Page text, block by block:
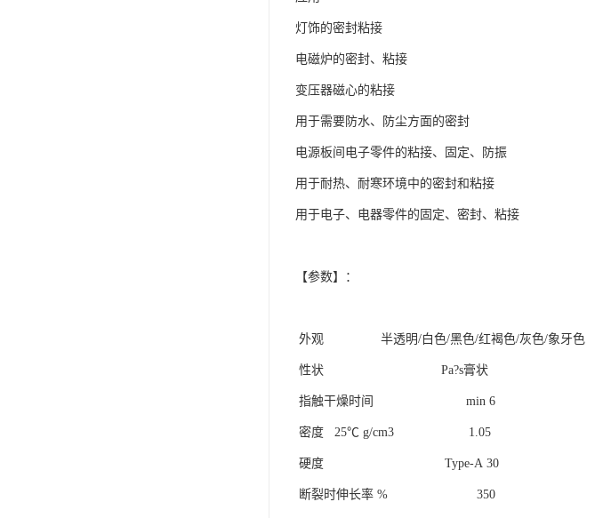
灯饰的密封粘接
电磁炉的密封、粘接
变压器磁心的粘接
用于需要防水、防尘方面的密封
电源板间电子零件的粘接、固定、防振
用于耐热、耐寒环境中的密封和粘接
用于电子、电器零件的固定、密封、粘接
【参数】：
外观 半透明/白色/黑色/红褐色/灰色/象牙色
性状 Pa?s膏状
指触干燥时间 min 6
密度 25℃ g/cm3 1.05
硬度 Type-A 30
断裂时伸长率 % 350